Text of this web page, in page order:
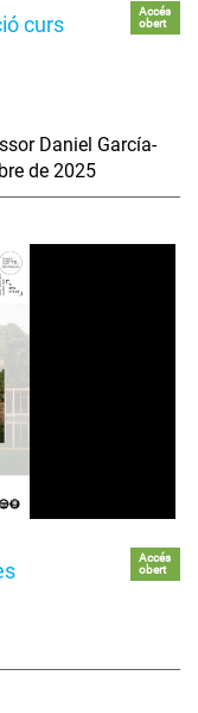
curs
Accés
obert
Daniel García-
de 2025
Accés
obert